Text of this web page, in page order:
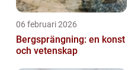
06 februari 2026
Bergsprängning: en konst
och vetenskap